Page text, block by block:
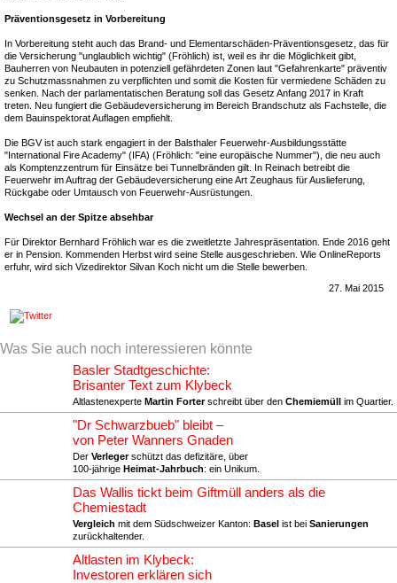
Präventionsgesetz in Vorbereitung
In Vorbereitung steht auch das Brand- und Elementarschäden-Präventionsgesetz, das für
die Versicherung "unglaublich wichtig" (Fröhlich) ist, weil es ihr die Möglichkeit gibt,
Bauherren von Neubauten in potenziell gefährdeten Zonen laut "Gefahrenkarte" präventiv
zu Schutzmassnahmen zu verpflichten und somit die Kosten für vermiedene Schäden zu
senken. Nach der parlamentatischen Beratung soll das Gesetz Anfang 2017 in Kraft
treten. Neu fungiert die Gebäudeversicherung im Bereich Brandschutz als Fachstelle, die
dem Bauinspektorat Auflagen empfiehlt.
Die BGV ist auch stark engagiert in der Balsthaler Feuerwehr-Ausbildungsstätte
"International Fire Academy" (IFA) (Fröhlich: "eine europäische Nummer"), die neu auch
als Komptenzzentrum für Einsätze bei Tunnelbränden gilt. In Reinach betreibt die
Feuerwehr im Auftrag der Gebäudeversicherung eine Art Zeughaus für Auslieferung,
Rückgabe oder Umtausch von Feuerwehr-Ausrüstungen.
Wechsel an der Spitze absehbar
Für Direktor Bernhard Fröhlich war es die zweitletzte Jahrespräsentation. Ende 2016 geht
er in Pension. Kommenden Herbst wird seine Stelle ausgeschrieben. Wie OnlineReports
erfuhr, wird sich Vizedirektor Silvan Koch nicht um die Stelle bewerben.
27. Mai 2015
Was Sie auch noch interessieren könnte
Basler Stadtgeschichte:
Brisanter Text zum Klybeck
Altlastenexperte Martin Forterschreibt über den Chemiemüll im Quartier.
"Dr Schwarzbueb" bleibt –
von Peter Wanners Gnaden
Der Verlegerschützt das defizitäre, über
100-jährige Heimat-Jahrbuch: ein Unikum.
Das Wallis tickt beim Giftmüll anders als die
Chemiestadt
Vergleich mit dem Südschweizer Kanton: Basel ist bei Sanierungen
zurückhaltender.
Altlasten im Klybeck:
Investoren erklären sich